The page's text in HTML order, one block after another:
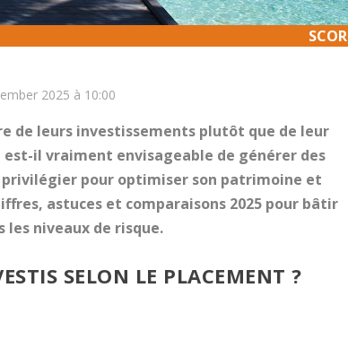
2025 à 10:00
de leurs investissements plutôt que de leur
il vraiment envisageable de générer des
pour optimiser son patrimoine et
astuces et comparaisons 2025 pour bâtir
les niveaux de risque.
SELON LE PLACEMENT ?